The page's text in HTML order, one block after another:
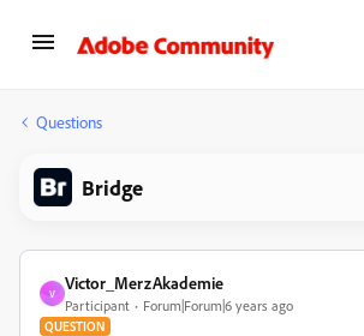
Questions
Bridge
V
Victor_MerzAkademie
Participant Forum|Forum|6 years ago
QUESTION